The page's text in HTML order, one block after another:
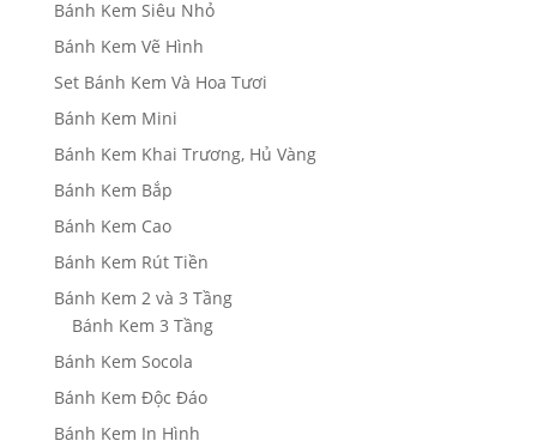
Bánh Kem Siêu Nhỏ
Bánh Kem Vẽ Hình
Set Bánh Kem Và Hoa Tươi
Bánh Kem Mini
Bánh Kem Khai Trương, Hủ Vàng
Bánh Kem Bắp
Bánh Kem Cao
Bánh Kem Rút Tiền
Bánh Kem 2 và 3 Tầng
Bánh Kem 3 Tầng
Bánh Kem Socola
Bánh Kem Độc Đáo
Bánh Kem In Hình